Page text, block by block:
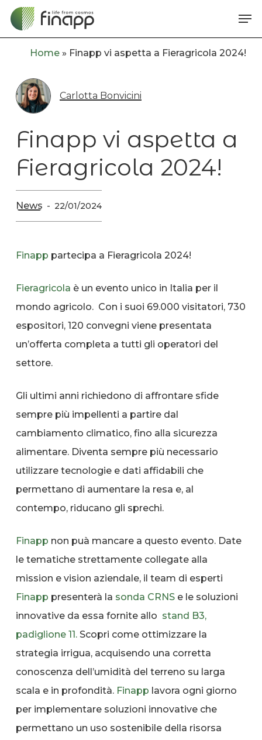
Skip
Home » Finapp vi aspetta a Fieragricola 2024!
Carlotta Bonvicini
Finapp vi aspetta a
Fieragricola 2024!
News 22/01/2024
Finapp partecipa a Fieragricola 2024!
Fieragricola è un evento unico in Italia per il
mondo agricolo. Con i suoi 69.000 visitatori, 730
espositori, 120 convegni viene presentata
un’offerta completa a tutti gli operatori del
settore.
Gli ultimi anni richiedono di affrontare sfide
sempre più impellenti a partire dal
cambiamento climatico, fino alla sicurezza
alimentare. Diventa sempre più necessario
utilizzare tecnologie e dati affidabili che
permettano di aumentare la resa e, al
contempo, riducano gli sprechi.
Finapp non puà mancare a questo evento. Date
le tematiche strettamente collegate alla
mission e vision aziendale, il team di esperti
Finapp presenterà la sonda CRNSe le soluzioni
innovative da essa fornite allo stand B3,
padiglione 11.Scopri come ottimizzare la
strategia irrigua, acquisendo una corretta
conoscenza dell’umidità del terreno su larga
scala e in profondità. Finapp lavora ogni giorno
per implementare soluzioni innovative che
permettano un uso sostenibile della risorsa